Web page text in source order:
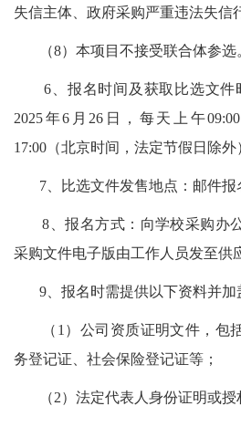
失信主体、政府采购严重违法失信
（8）本项目不接受联合体参选
6、报名时间及获取比选文件
2025年6月26日，每天上午
17:00（北京时间，法定节假日除外
7、比选文件发售地点：邮件报
8、报名方式：向学校采购办
采购文件电子版由工作人员发至供
9、报名时需提供以下资料并加
（1）公司资质证明文件，包
务登记证、社会保险登记证等；
（2）法定代表人身份证明或授